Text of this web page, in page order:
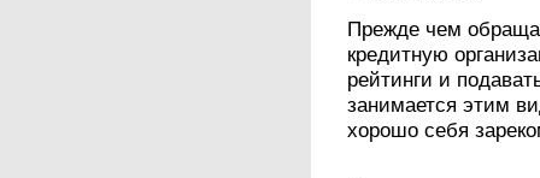
Прежде чем
кредитную
рейтинги и
занимается этим
хорошо себя